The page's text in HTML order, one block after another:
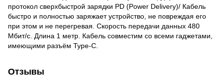
протокол сверхбыстрой зарядки PD (Power Delivery)/ Кабель
быстро и полностью заряжает устройство, не повреждая его
при этом и не перегревая. Скорость передачи данных 480
Мбит/с. Длина 1 метр. Кабель совместим со всеми гаджетами,
имеющими разъём Type-C.
Отзывы